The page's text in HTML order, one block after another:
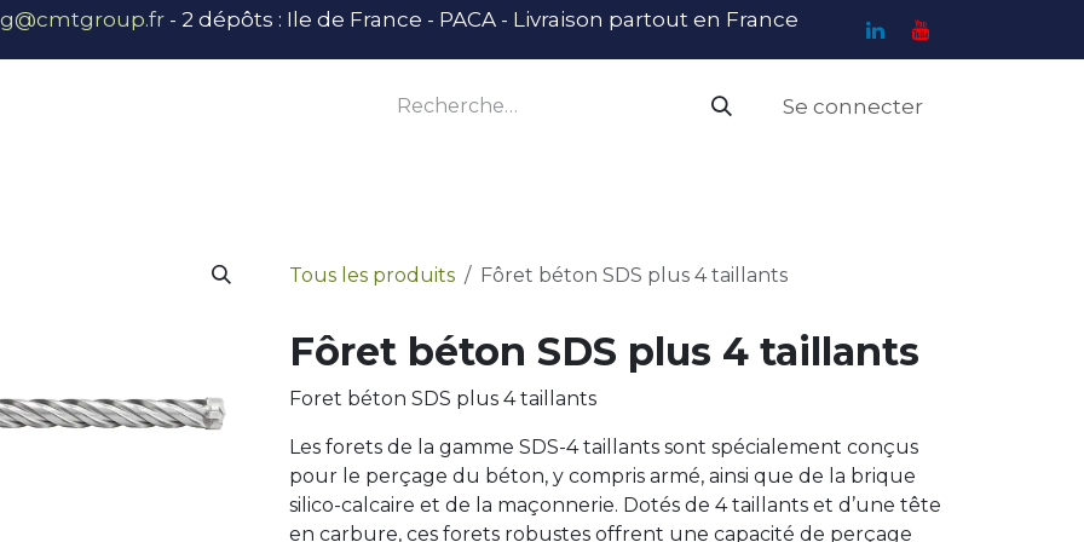
- 2 dépôts : Ile de France - PACA - Livraison partout en France
Se connecter
Tous les produits Fôret béton SDS plus 4 taillants
Fôret béton SDS plus 4 taillants
Foret béton SDS plus 4 taillants
Les forets de la gamme SDS-4 taillants sont spécialement conçus
pour le perçage du béton, y compris armé, ainsi que de la brique
silico-calcaire et de la maçonnerie. Dotés de 4 taillants et d’une tête
en carbure, ces forets robustes offrent une capacité de perçage